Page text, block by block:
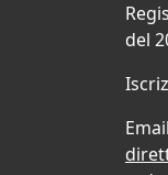
del